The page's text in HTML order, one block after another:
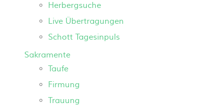
Herbergsuche
Live Übertragungen
Schott Tagesinpuls
Sakramente
Taufe
Firmung
Trauung